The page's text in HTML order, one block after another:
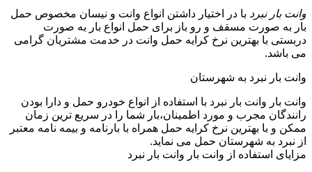
وانت بار نبرد با در اختیار داشتن انواع وانت و نیسان مخصوص حمل
بار به صورت مسقف و رو باز برای حمل انواع بار به صورت
دربستی با بهترین نرخ کرایه حمل وانت در خدمت مشتریان گرامی
می باشد.
وانت بار نبرد به شهرستان
وانت بار وانت بار نبرد با استفاده از انواع خودرو حمل و دارا بودن
رانندگان مجرب و مورد اطمینان،بار شما را در سریع ترین زمان
ممکن و با بهترین نرخ کرایه حمل همراه با بارنامه و بیمه نامه معتبر
از نبرد به شهرستان حمل می نماید.
مزایای استفاده از وانت بار وانت بار نبرد